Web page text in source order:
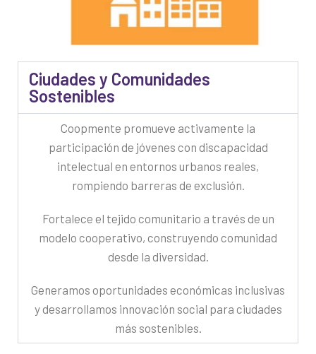
Ciudades y Comunidades
Sostenibles
Coopmente promueve activamente la
participación de jóvenes con discapacidad
intelectual en entornos urbanos reales,
rompiendo barreras de exclusión.
Fortalece el tejido comunitario a través de un
modelo cooperativo, construyendo comunidad
desde la diversidad.
Generamos oportunidades económicas inclusivas
y desarrollamos innovación social para ciudades
más sostenibles.